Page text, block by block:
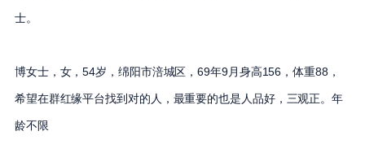
士。
博女士，女，54岁，绵阳市涪城区，69年9月身高156，体重88，
希望在群红缘平台找到对的人，最重要的也是人品好，三观正。年
龄不限